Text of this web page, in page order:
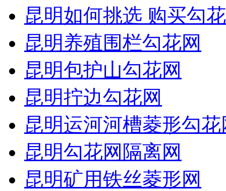
昆明如何挑选 购买勾
昆明养殖围栏勾花网
昆明包护山勾花网
昆明拧边勾花网
昆明运河河槽菱形勾花
昆明勾花网隔离网
昆明矿用铁丝菱形网